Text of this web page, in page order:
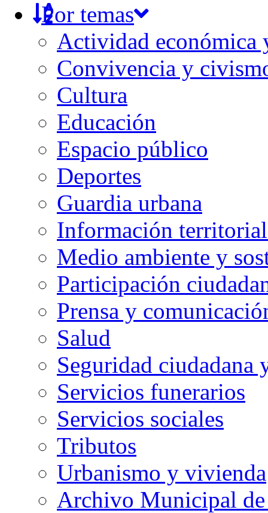
Por temas
Actividad económica
Convivencia y
Cultura
Educación
Espacio público
Deportes
Guardia urbana
Información
Medio ambiente y
Participación
Prensa y
Salud
Seguridad ciudadana
Servicios funerarios
Servicios sociales
Tributos
Urbanismo y vivienda
Archivo Municipal de